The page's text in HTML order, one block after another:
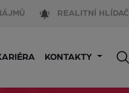
REALITNÍ HLÍDAČ
KONTAKTY